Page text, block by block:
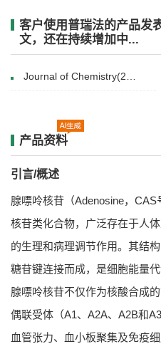
客户使用普瑞法的产品发
文，还在持续增加中...
Journal of Chemistry(26 May 2020)
产品资料
引言/概述
腺嘌呤核苷（Adenosine，
核苷类化合物，广泛存在于人
的生理和病理调节作用。其结
糖苷键连接而成，是细胞能量
腺嘌呤核苷不仅作为核酸合成
偶联受体（A1、A2A、A2B和
血管张力、血小板聚集及免疫